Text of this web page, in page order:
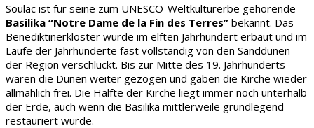
Soulac ist für seine zum UNESCO-Weltkulturerbe gehörende
Basilika “Notre Dame de la Fin des Terres” bekannt. Das
Benediktinerkloster wurde im elften Jahrhundert erbaut und im
Laufe der Jahrhunderte fast vollständig von den Sanddünen
der Region verschluckt. Bis zur Mitte des 19. Jahrhunderts
waren die Dünen weiter gezogen und gaben die Kirche wieder
allmählich frei. Die Hälfte der Kirche liegt immer noch unterhalb
der Erde, auch wenn die Basilika mittlerweile grundlegend
restauriert wurde.